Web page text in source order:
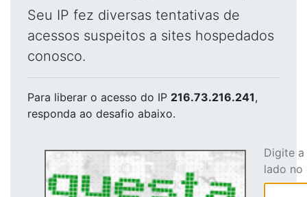
Seu IP fez diversas tentativas de
acessos suspeitos a sites hospedados
conosco.
Para liberar o acesso do IP 216.73.216.241,
responda ao desafio abaixo.
Digite
lado no